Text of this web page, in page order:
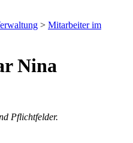
> Mitarbeiter im
Nina
Pflichtfelder.